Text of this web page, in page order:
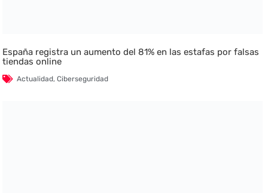
España registra un aumento del 81% en las estafas por falsas
tiendas online
Actualidad,Ciberseguridad